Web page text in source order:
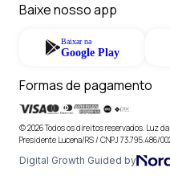
Baixe nosso app
Baixar na
Google Play
Formas de pagamento
© 2026 Todos os direitos reservados. Luz
Presidente Lucena/RS / CNPJ 73.795.486/
Digital Growth Guided by